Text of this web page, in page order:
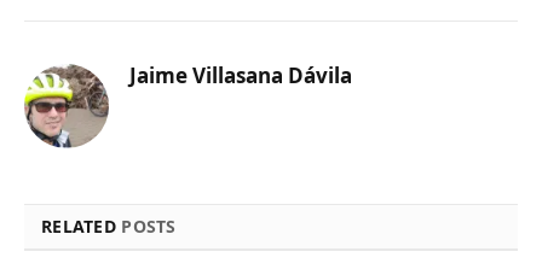
Jaime Villasana Dávila
RELATED POSTS